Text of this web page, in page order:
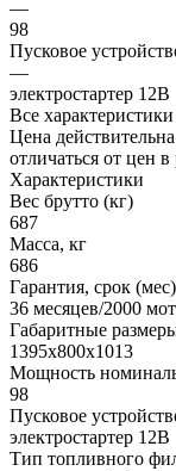
—
98
Пусковое
—
электростартер 12В
Все характеристики
Цена
отличаться от цен
Характеристики
Вес брутто (кг)
687
Масса, кг
686
Гарантия, срок (мес)
36 месяцев/2000
Габаритные
1395x800x1013
Мощность
98
Пусковое
электростартер 12В
Тип топливного